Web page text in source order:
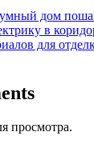
дом
в
для
просмотра.